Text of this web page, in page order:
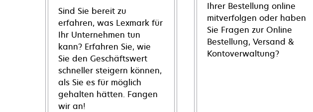
Sind Sie bereit zu
erfahren, was Lexmark für
Ihr Unternehmen tun
kann? Erfahren Sie, wie
Sie den Geschäftswert
schneller steigern können,
als Sie es für möglich
gehalten hätten. Fangen
wir an!
Ihrer Bestellung online
mitverfolgen oder haben
Sie Fragen zur Online
Bestellung, Versand &
Kontoverwaltung?